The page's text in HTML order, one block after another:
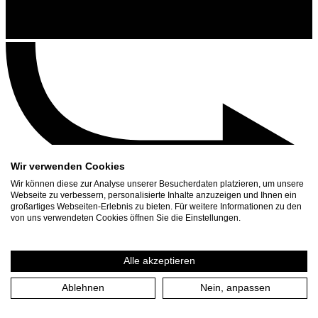
Contact
Press Download
Wir verwenden Cookies
Wir können diese zur Analyse unserer Besucherdaten platzieren, um unsere
Webseite zu verbessern, personalisierte Inhalte anzuzeigen und Ihnen ein
großartiges Webseiten-Erlebnis zu bieten. Für weitere Informationen zu den
von uns verwendeten Cookies öffnen Sie die Einstellungen.
Alle akzeptieren
Ablehnen Nein, anpassen